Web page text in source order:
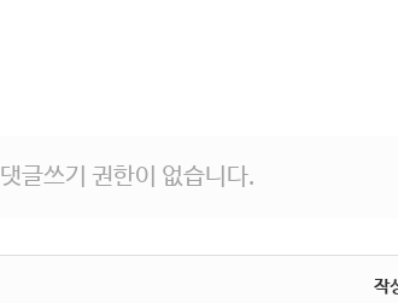
댓글쓰기 권한이 없습니다.
작